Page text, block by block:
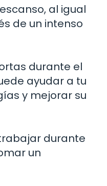
al igual
de un intenso
durante el
ayudar a tu
y mejorar su
durante
un